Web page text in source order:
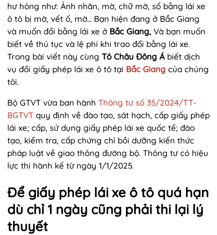
hư hỏng như: Ảnh nhăn, mờ, chữ mờ, số bằng lái xe
ô tô bị mờ, vết ố, mờ... Bạn hiện đang ở Bắc Giang
và muốn đổi bằng lái xe ở Bắc Giang, Và bạn muốn
biết về thủ tục và lệ phí khi trao đổi bằng lái xe.
Trong bài viết này cùng Tô Châu Đông Ábiết dịch
vụ đổi giấy phép lái xe ô tô tại Bắc Giang của chúng
tôi.
Bộ GTVT vừa ban hành Thông tư số 35/2024/TT-
BGTVT quy định về đào tạo, sát hạch, cấp giấy phép
lái xe; cấp, sử dụng giấy phép lái xe quốc tế; đào
tạo, kiểm tra, cấp chứng chỉ bồi dưỡng kiến thức
pháp luật về giao thông đường bộ. Thông tư có hiệu
lực thi hành kế từ ngày 1/1/2025.
Để giấy phép lái xe ô tô quá hạn
dù chỉ 1 ngày cũng phải thi lại lý
thuyết